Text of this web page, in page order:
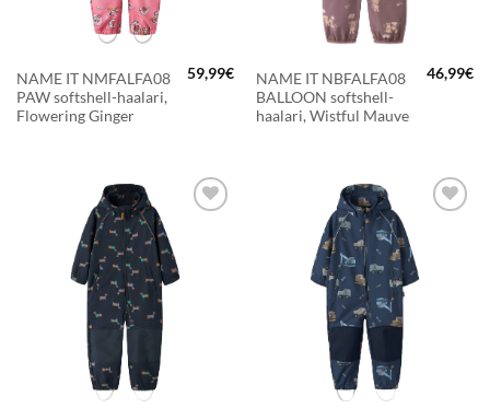
NAME IT NMFALFA08
PAW softshell-haalari,
Flowering Ginger
59,99€
NAME IT NBFALFA08
BALLOON softshell-
haalari, Wistful Mauve
46,99€
LISÄÄ
SUOSIKKEIHIN
LISÄÄ
SUOSIKKEIHIN